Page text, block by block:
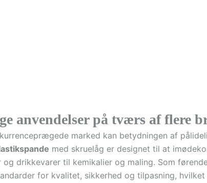
anvendelser på tværs af flere
marked kan betydningen af
med skruelåg er designet til at
og drikkevarer til kemikalier og maling. Som
for kvalitet, sikkerhed og tilpasning,